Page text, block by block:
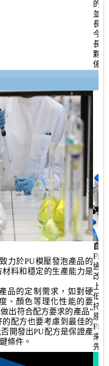
的
並
長
今
長
夥
係。
力於PU模壓發泡產品的
料和穩定的生產能力是
品的定制需求，如對硬
、顏色等理化性能的要
出符合配方要求的產品”
配方也要考慮到最佳的
開發出PU配方是保證產
條件。
自
通
改
上
低
持
原
來
先